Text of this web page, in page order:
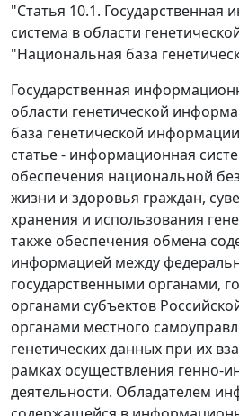
"Статья 10.1. Государственная
система в области
"Национальная база
Государственная
области генетической
база генетической
статье - информационная
обеспечения национальной
жизни и здоровья граждан,
хранения и использования
также обеспечения обмена
информацией между
государственными органами,
органами субъектов
органами местного
генетических данных при их
рамках осуществления генно-
деятельности. Обладателем